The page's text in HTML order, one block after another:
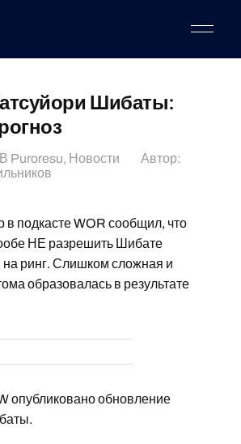
Шибаты:
В Puroresu, Новости
Автор:
в подкасте WOR сообщил, что
НЕ разрешить Шибате
на ринг. Слишком сложная и
образовалась в результате
опубликовано обновление